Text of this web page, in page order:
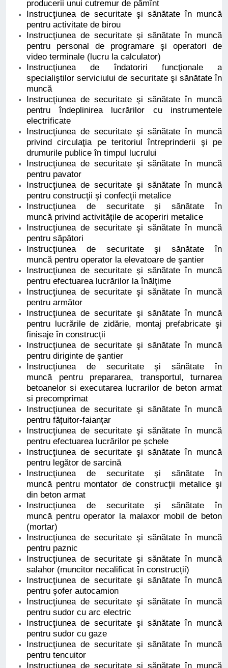
producerii unui cutremur de pămînt
Instrucţiunea de securitate şi sănătate în muncă
pentru activitate de birou
Instrucţiunea de securitate şi sănătate în muncă
pentru personal de programare şi operatori de
video terminale (lucru la calculator)
Instrucţiunea de îndatoriri funcţionale a
specialiştilor serviciului de securitate şi sănătate în
muncă
Instrucţiunea de securitate şi sănătate în muncă
pentru îndeplinirea lucrărilor cu instrumentele
electrificate
Instrucţiunea de securitate şi sănătate în muncă
privind circulaţia pe teritoriul întreprinderii şi pe
drumurile publice în timpul lucrului
Instrucţiunea de securitate şi sănătate în muncă
pentru pavator
Instrucţiunea de securitate şi sănătate în muncă
pentru construcţii şi confecţii metalice
Instrucţiunea de securitate şi sănătate în
muncă privind activitățile de acoperiri metalice
Instrucţiunea de securitate şi sănătate în muncă
pentru săpători
Instrucţiunea de securitate şi sănătate în
muncă pentru operator la elevatoare de şantier
Instrucţiunea de securitate şi sănătate în muncă
pentru efectuarea lucrărilor la înălțime
Instrucţiunea de securitate şi sănătate în muncă
pentru armător
Instrucţiunea de securitate şi sănătate în muncă
pentru lucrările de zidărie, montaj prefabricate şi
finisaje în construcţii
Instrucţiunea de securitate şi sănătate în muncă
pentru diriginte de șantier
Instrucţiunea de securitate şi sănătate în
muncă pentru prepararea, transportul, turnarea
betoanelor si executarea lucrarilor de beton armat
si precomprimat
Instrucţiunea de securitate şi sănătate în muncă
pentru fățuitor-faianțar
Instrucţiunea de securitate şi sănătate în muncă
pentru efectuarea lucrărilor pe șchele
Instrucţiunea de securitate şi sănătate în muncă
pentru legător de sarcină
Instrucţiunea de securitate şi sănătate în
muncă pentru montator de construcţii metalice şi
din beton armat
Instrucţiunea de securitate şi sănătate în
muncă pentru operator la malaxor mobil de beton
(mortar)
Instrucţiunea de securitate şi sănătate în muncă
pentru paznic
Instrucţiunea de securitate şi sănătate în muncă
salahor (muncitor necalificat în construcții)
Instrucţiunea de securitate şi sănătate în muncă
pentru șofer autocamion
Instrucţiunea de securitate şi sănătate în muncă
pentru sudor cu arc electric
Instrucţiunea de securitate şi sănătate în muncă
pentru sudor cu gaze
Instrucţiunea de securitate şi sănătate în muncă
pentru tencuitor
Instrucţiunea de securitate şi sănătate în muncă